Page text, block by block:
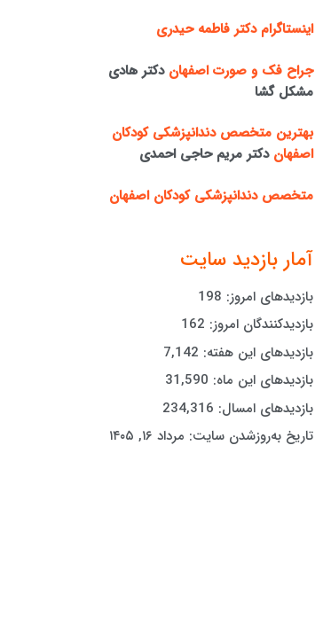
اینستاگرام دکتر فاطمه حیدری
جراح فک و صورت اصفهان دکتر هادی
مشکل گشا
بهترین متخصص دندانپزشکی کودکان
اصفهان دکتر مریم حاجی احمدی
متخصص دندانپزشکی کودکان اصفهان
آمار بازدید سایت
بازدیدهای امروز: 198
بازدیدکنندگان امروز: 162
بازدیدهای این هفته: 7,142
بازدیدهای این ماه: 31,590
بازدیدهای امسال: 234,316
تاریخ به‌روزشدن سایت: مرداد ۱۶, ۱۴۰۵